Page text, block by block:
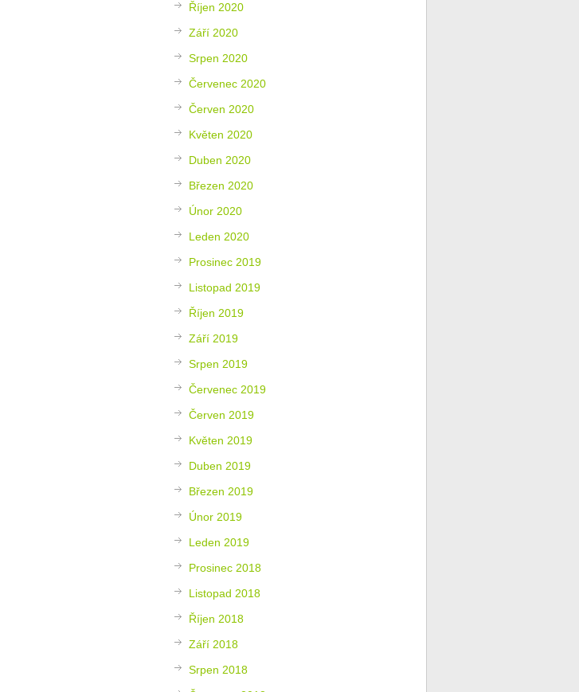
Říjen 2020
Září 2020
Srpen 2020
Červenec 2020
Červen 2020
Květen 2020
Duben 2020
Březen 2020
Únor 2020
Leden 2020
Prosinec 2019
Listopad 2019
Říjen 2019
Září 2019
Srpen 2019
Červenec 2019
Červen 2019
Květen 2019
Duben 2019
Březen 2019
Únor 2019
Leden 2019
Prosinec 2018
Listopad 2018
Říjen 2018
Září 2018
Srpen 2018